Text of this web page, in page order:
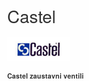
Castel
Castel zaustavni ventili